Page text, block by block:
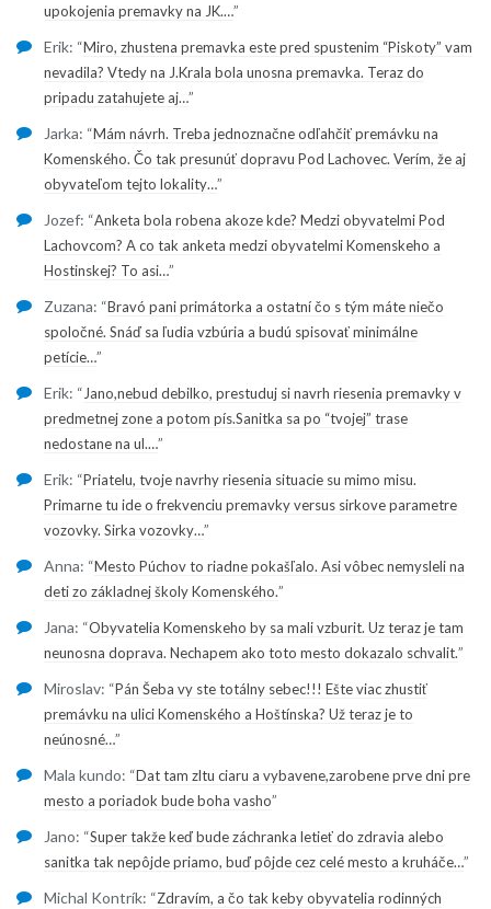
upokojenia premavky na JK.…”
Erik: “Miro, zhustena premavka este pred spustenim “Piskoty” vam
nevadila? Vtedy na J.Krala bola unosna premavka. Teraz do
pripadu zatahujete aj…”
Jarka: “Mám návrh. Treba jednoznačne odľahčiť premávku na
Komenského. Čo tak presunúť dopravu Pod Lachovec. Verím, že aj
obyvateľom tejto lokality…”
Jozef: “Anketa bola robena akoze kde? Medzi obyvatelmi Pod
Lachovcom? A co tak anketa medzi obyvatelmi Komenskeho a
Hostinskej? To asi…”
Zuzana: “Bravó pani primátorka a ostatní čo s tým máte niečo
spoločné. Snáď sa ľudia vzbúria a budú spisovať minimálne
petície…”
Erik: “Jano,nebud debilko, prestuduj si navrh riesenia premavky v
predmetnej zone a potom pís.Sanitka sa po “tvojej” trase
nedostane na ul.…”
Erik: “Priatelu, tvoje navrhy riesenia situacie su mimo misu.
Primarne tu ide o frekvenciu premavky versus sirkove parametre
vozovky. Sirka vozovky…”
Anna: “Mesto Púchov to riadne pokašľalo. Asi vôbec nemysleli na
deti zo základnej školy Komenského.”
Jana: “Obyvatelia Komenskeho by sa mali vzburit. Uz teraz je tam
neunosna doprava. Nechapem ako toto mesto dokazalo schvalit.”
Miroslav: “Pán Šeba vy ste totálny sebec!!! Ešte viac zhustiť
premávku na ulici Komenského a Hoštínska? Už teraz je to
neúnosné…”
Mala kundo: “Dat tam zltu ciaru a vybavene,zarobene prve dni pre
mesto a poriadok bude boha vasho”
Jano: “Super takže keď bude záchranka letieť do zdravia alebo
sanitka tak nepôjde priamo, buď pôjde cez celé mesto a kruháče…”
Michal Kontrík: “Zdravím, a čo tak keby obyvatelia rodinných